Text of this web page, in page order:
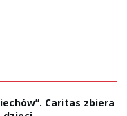
Caritas zbiera